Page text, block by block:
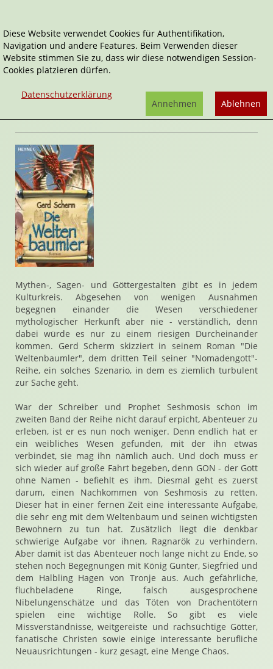
Home Belletristik Die Weltenbaumler
Der Nomadengott
Die Weltenbaumler
Mythen-, Sagen- und Göttergestalten gibt es in jedem
Kulturkreis. Abgesehen von wenigen Ausnahmen
begegnen einander die Wesen verschiedener
mythologischer Herkunft aber nie - verständlich, denn
dabei würde es nur zu einem riesigen Durcheinander
kommen. Gerd Scherm skizziert in seinem Roman "Die
Weltenbaumler", dem dritten Teil seiner "Nomadengott"-
Reihe, ein solches Szenario, in dem es ziemlich turbulent
zur Sache geht.
War der Schreiber und Prophet Seshmosis schon im
zweiten Band der Reihe nicht darauf erpicht, Abenteuer zu
erleben, ist er es nun noch weniger. Denn endlich hat er
ein weibliches Wesen gefunden, mit der ihn etwas
verbindet, sie mag ihn nämlich auch. Und doch muss er
sich wieder auf große Fahrt begeben, denn GON - der Gott
ohne Namen - befiehlt es ihm. Diesmal geht es zuerst
darum, einen Nachkommen von Seshmosis zu retten.
Dieser hat in einer fernen Zeit eine interessante Aufgabe,
die sehr eng mit dem Weltenbaum und seinen wichtigsten
Bewohnern zu tun hat. Zusätzlich liegt die denkbar
schwierige Aufgabe vor ihnen, Ragnarök zu verhindern.
Aber damit ist das Abenteuer noch lange nicht zu Ende, so
stehen noch Begegnungen mit König Gunter, Siegfried und
dem Halbling Hagen von Tronje aus. Auch gefährliche,
fluchbeladene Ringe, falsch ausgesprochene
Nibelungenschätze und das Töten von Drachentötern
spielen eine wichtige Rolle. So gibt es viele
Missverständnisse, weitgereiste und rachsüchtige Götter,
fanatische Christen sowie einige interessante berufliche
Neuausrichtungen - kurz gesagt, eine Menge Chaos.
Diese Website verwendet Cookies für Authentifikation,
Navigation und andere Features. Beim Verwenden dieser
Website stimmen Sie zu, dass wir diese notwendigen Session-
Cookies platzieren dürfen.
Datenschutzerklärung
Ablehnen
Annehmen